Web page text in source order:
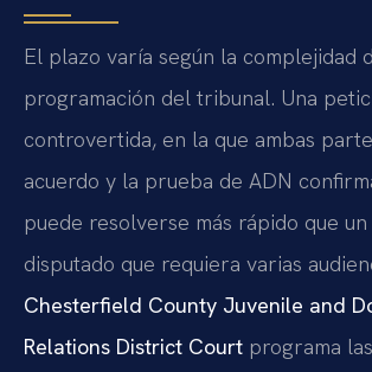
El plazo varía según la complejidad
programación del tribunal. Una
controvertida, en la que ambas
acuerdo y la prueba de ADN
puede resolverse más rápido que un
disputado que requiera varias
Chesterfield County Juvenile and
Relations District Court programa